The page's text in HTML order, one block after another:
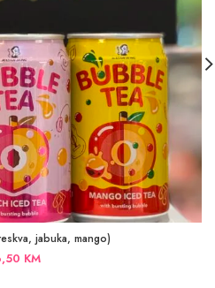
jabuka, mango)
KM